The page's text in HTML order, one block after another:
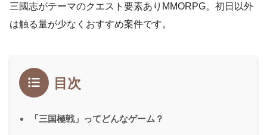
三國志がテーマのクエスト要素ありMMORPG。初日以外
は触る量が少なくおすすめ案件です。
目次
「三国極戦」ってどんなゲーム？